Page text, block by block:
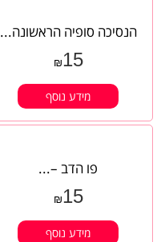
הנסיכה סופיה הראשונה...
₪15
מידע נוסף
פו הדב –...
₪15
מידע נוסף